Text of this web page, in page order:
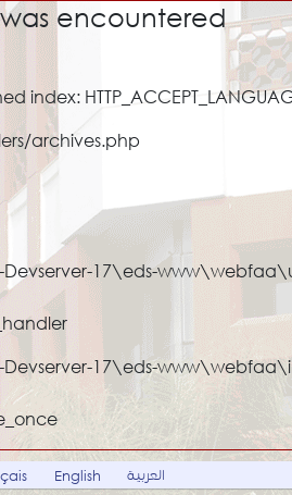
was encountered
index:
archives.php
Devserver-17\eds-
Devserver-17\eds-
English العربية